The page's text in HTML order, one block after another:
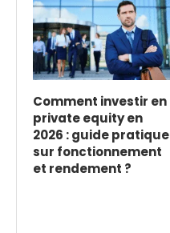
Comment investir en
private equity en
2026 : guide pratique
sur fonctionnement
et rendement ?